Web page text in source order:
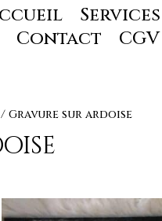
Services
Contact
CGV
/ Gravure sur ardoise